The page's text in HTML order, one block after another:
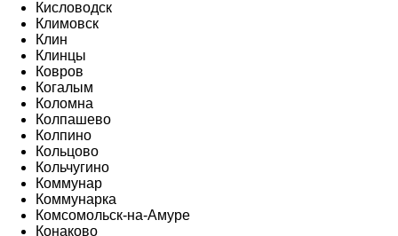
Кисловодск
Климовск
Клин
Клинцы
Ковров
Когалым
Коломна
Колпашево
Колпино
Кольцово
Кольчугино
Коммунар
Коммунарка
Комсомольск-на-Амуре
Конаково